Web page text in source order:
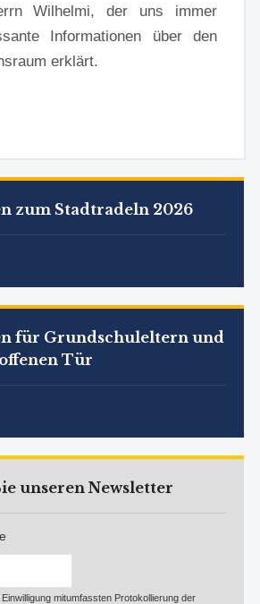
Wilhelmi, der uns immer
Informationen über den
erklärt.
zum Stadtradeln 2026
für Grundschuleltern und
Tür
unseren Newsletter
mitumfassten Protokollierung der